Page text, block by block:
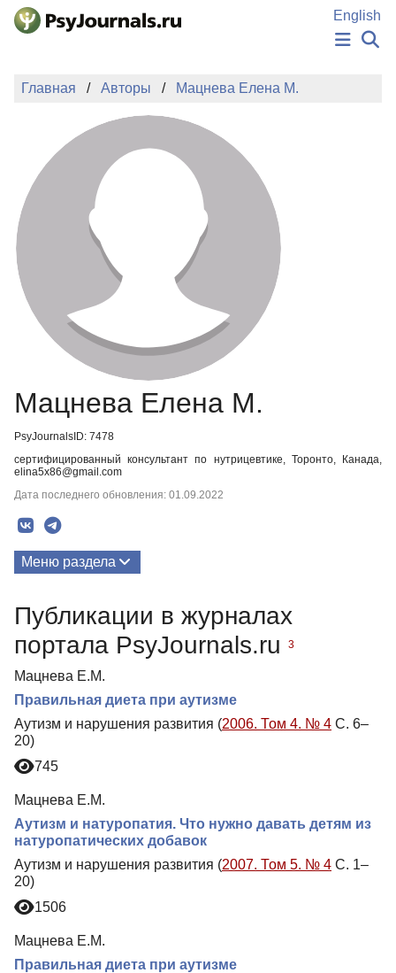
Перейти к основному содержанию
English
НОВОСТИ
АВТОРЫ
ПОДАТЬ РУКОПИСЬ
БАЗА ЗНАНИЙ
КЛЮЧЕВЫЕ СЛОВА
Регистрация
Главная Авторы Мацнева Елена М.
Мацнева Елена М.
PsyJournalsID: 7478
сертифицированный консультант по нутрицевтике, Торонто, Канада,
elina5x86@gmail.com
Дата последнего обновления: 01.09.2022
Меню раздела
Публикации в журналах
портала PsyJournals.ru
3
Мацнева Е.М.
Правильная диета при аутизме
Аутизм и нарушения развития (2006. Том 4. № 4 С. 6–
20)
745
Мацнева Е.М.
Аутизм и натуропатия. Что нужно давать детям из
натуропатических добавок
Аутизм и нарушения развития (2007. Том 5. № 4 С. 1–
20)
1506
Мацнева Е.М.
Правильная диета при аутизме